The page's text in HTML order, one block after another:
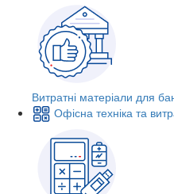
Витратні матеріали для
Офісна техніка та